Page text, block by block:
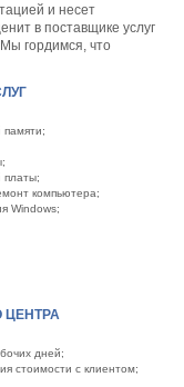
и несет
в поставщике услуг
гордимся, что
памяти;
платы;
компьютера;
Windows;
дней;
стоимости с клиентом;